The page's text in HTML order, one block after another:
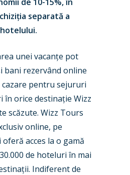
separată a
unei vacanțe pot
bani rezervând online
cazare pentru sejururi
în orice destinație Wizz
scăzute. Wizz Tours
online, pe
acces la o gamă
de hoteluri în mai
Indiferent de